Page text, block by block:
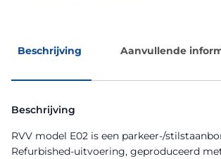
Beschrijving Aanvullende
Beschrijving
RVV model E02 is een parkeer-/
Refurbished-uitvoering, geproduceerd